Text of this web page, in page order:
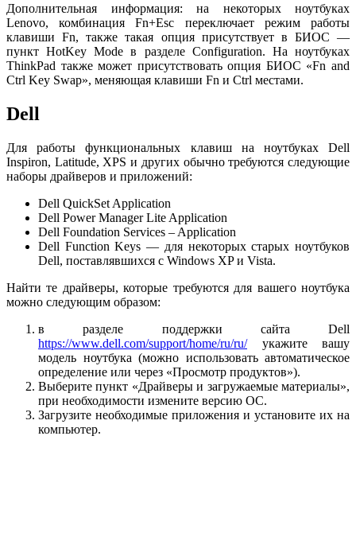
Дополнительная информация: на некоторых ноутбуках
Lenovo, комбинация Fn+Esc переключает режим работы
клавиши Fn, также такая опция присутствует в БИОС —
пункт HotKey Mode в разделе Configuration. На ноутбуках
ThinkPad также может присутствовать опция БИОС «Fn and
Ctrl Key Swap», меняющая клавиши Fn и Ctrl местами.
Dell
Для работы функциональных клавиш на ноутбуках Dell
Inspiron, Latitude, XPS и других обычно требуются следующие
наборы драйверов и приложений:
Dell QuickSet Application
Dell Power Manager Lite Application
Dell Foundation Services – Application
Dell Function Keys — для некоторых старых ноутбуков
Dell, поставлявшихся с Windows XP и Vista.
Найти те драйверы, которые требуются для вашего ноутбука
можно следующим образом:
в разделе поддержки сайта Dell
https://www.dell.com/support/home/ru/ru/укажите вашу
модель ноутбука (можно использовать автоматическое
определение или через «Просмотр продуктов»).
Выберите пункт «Драйверы и загружаемые материалы»,
при необходимости измените версию ОС.
Загрузите необходимые приложения и установите их на
компьютер.